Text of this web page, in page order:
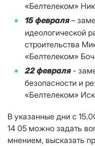
«Белтелеком»
15 февраля–
идеологической
строительства
«Белтелеком»
22 февраля-
безопасности и
«Белтелеком»
В указанные дни с
14 05 можно задать
мнением, высказать